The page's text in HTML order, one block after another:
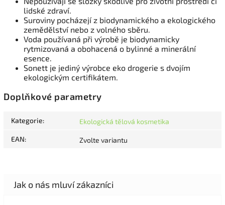
lidské zdraví.
Suroviny pocházejí z biodynamického a ekologického
zemědělství nebo z volného sběru.
Voda používaná při výrobě je biodynamicky
rytmizovaná a obohacená o bylinné a minerální
esence.
Sonett je jediný výrobce eko drogerie s dvojím
ekologickým certifikátem.
Doplňkové parametry
Kategorie: Ekologická tělová kosmetika
EAN: Zvolte variantu